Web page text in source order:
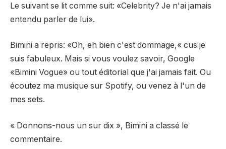
Le suivant se lit comme suit: «Celebrity? Je n'ai jamais
entendu parler de lui».
Bimini a repris: «Oh, eh bien c'est dommage,« cus je
suis fabuleux. Mais si vous voulez savoir, Google
«Bimini Vogue» ou tout éditorial que j'ai jamais fait. Ou
écoutez ma musique sur Spotify, ou venez à l'un de
mes sets.
« Donnons-nous un sur dix », Bimini a classé le
commentaire.